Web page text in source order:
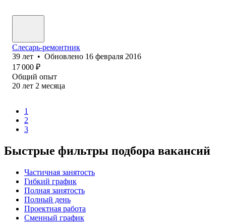
Слесарь-ремонтник
39 лет • Обновлено 16 февраля 2016
17 000 ₽
Общий опыт
20 лет 2 месяца
1
2
3
Быстрые фильтры подбора вакансий
Частичная занятость
Гибкий график
Полная занятость
Полный день
Проектная работа
Сменный график